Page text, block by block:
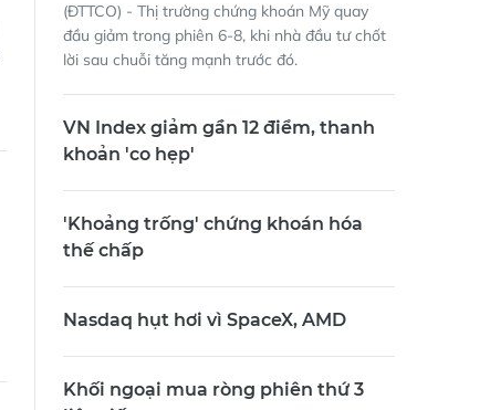
(ĐTTCO) - Thị trường chứng khoán Mỹ quay
đầu giảm trong phiên 6-8, khi nhà đầu tư chốt
lời sau chuỗi tăng mạnh trước đó.
VN Index giảm gần 12 điểm, thanh
khoản 'co hẹp'
'Khoảng trống' chứng khoán hóa
thế chấp
Nasdaq hụt hơi vì SpaceX, AMD
Khối ngoại mua ròng phiên thứ 3